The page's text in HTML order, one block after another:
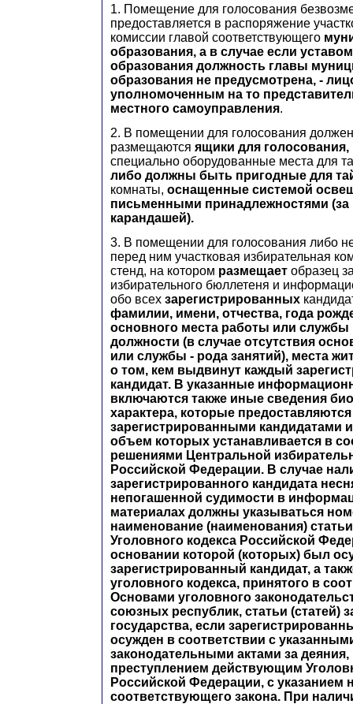
1. Помещение для голосования
предоставляется в распоряжение
комиссии главой соответствующего
образования, а в случае если
образования должность главы
образования не предусмотрена, -
уполномоченным на то
местного самоуправления.
2. В помещении для голосования
размещаются ящики для голосования,
специально оборудованные места для
либо должны быть пригодные для
комнаты, оснащенные системой
письменными принадлежностями (за
карандашей).
3. В помещении для голосования либо
перед ним участковая избирательная
стенд, на котором размещает образец
избирательного бюллетеня и
обо всех зарегистрированных
фамилии, имени, отчества, года
основного места работы или
должности (в случае отсутствия
или службы - рода занятий), места
о том, кем выдвинут каждый
кандидат. В указанные
включаются также иные сведения
характера, которые предоставляются
зарегистрированными кандидатами
объем которых устанавливается в
решениями Центральной
Российской Федерации. В случае
зарегистрированного кандидата
непогашенной судимости в
материалах должны указываться
наименование (наименования) статьи
Уголовного кодекса Российской
основании которой (которых) был
зарегистрированный кандидат, а
уголовного кодекса, принятого в
Основами уголовного
союзных республик, статьи (статей)
государства, если
осужден в соответствии с
законодательными актами за
преступлением действующим
Российской Федерации, с указанием
соответствующего закона. При